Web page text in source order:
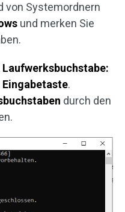
von Systemordnern
und merken Sie
Eingabetaste.
durch den